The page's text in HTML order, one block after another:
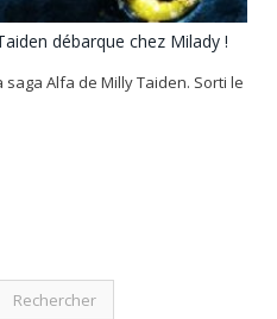
débarque chez Milady !
Alfa de Milly Taiden. Sorti le